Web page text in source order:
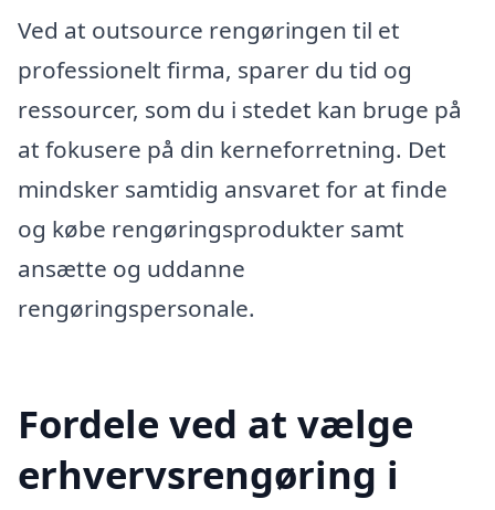
Ved at outsource rengøringen til et
professionelt firma, sparer du tid og
ressourcer, som du i stedet kan bruge på
at fokusere på din kerneforretning. Det
mindsker samtidig ansvaret for at finde
og købe rengøringsprodukter samt
ansætte og uddanne
rengøringspersonale.
Fordele ved at vælge
erhvervsrengøring i